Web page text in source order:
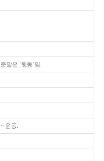
준말은 ‘윗동’임.
~ 운동.